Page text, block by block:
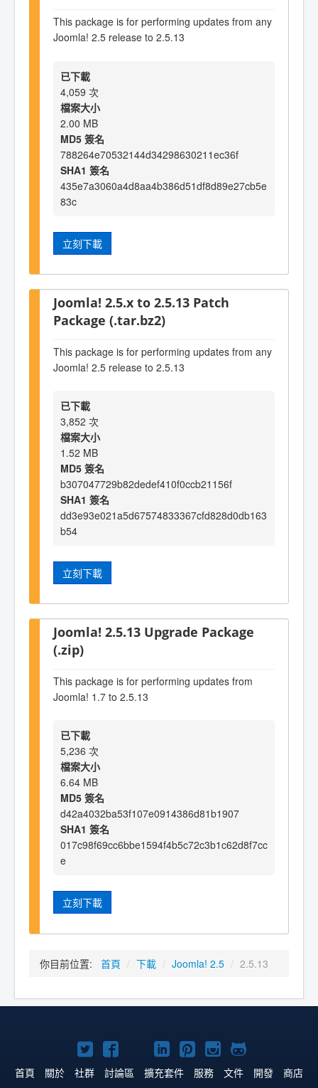
This package is for performing updates from any
Joomla! 2.5 release to 2.5.13
已下載
4,059 次
檔案大小
2.00 MB
MD5 簽名
788264e70532144d34298630211ec36f
SHA1 簽名
435e7a3060a4d8aa4b386d51df8d89e27cb5e
83c
立刻下載
Joomla! 2.5.x to 2.5.13 Patch
Package (.tar.bz2)
This package is for performing updates from any
Joomla! 2.5 release to 2.5.13
已下載
3,852 次
檔案大小
1.52 MB
MD5 簽名
b307047729b82dedef410f0ccb21156f
SHA1 簽名
dd3e93e021a5d67574833367cfd828d0db163
b54
立刻下載
Joomla! 2.5.13 Upgrade Package
(.zip)
This package is for performing updates from
Joomla! 1.7 to 2.5.13
已下載
5,236 次
檔案大小
6.64 MB
MD5 簽名
d42a4032ba53f107e0914386d81b1907
SHA1 簽名
017c98f69cc6bbe1594f4b5c72c3b1c62d8f7cc
e
立刻下載
你目前位置: 首頁 / 下載 / Joomla! 2.5 / 2.5.13
Twitter
上
Facebook
上
YouTube
上
Linkedln
上
Pinterest
上
Instagram
上
GitHub
上
首頁 關於 社群 討論區 擴充套件 服務 文件 開發
商店